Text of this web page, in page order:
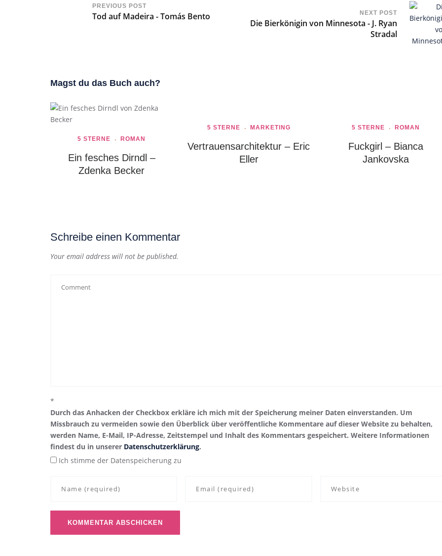
PREVIOUS POST
Tod auf Madeira - Tomás Bento NEXT POST
Die Bierkönigin von Minnesota - J. Ryan
Stradal
Magst du das Buch auch?
5 STERNE ROMAN
Ein fesches Dirndl –
Zdenka Becker
5 STERNE MARKETING
Vertrauensarchitektur – Eric
Eller
5 STERNE ROMAN
Fuckgirl – Bianca
Jankovska
Schreibe einen Kommentar
Your email address will not be published.
*
Durch das Anhacken der Checkbox erkläre ich mich mit der Speicherung meiner Daten einverstanden. Um
Missbrauch zu vermeiden sowie den Überblick über veröffentliche Kommentare auf dieser Website zu behalten,
werden Name, E-Mail, IP-Adresse, Zeitstempel und Inhalt des Kommentars gespeichert. Weitere Informationen
findest du in unserer Datenschutzerklärung.
Ich stimme der Datenspeicherung zu